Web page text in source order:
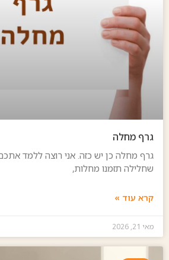
גרף מחלה
גרף מחלה כן יש כזה. אני רוצה ללמד
שחלילה תזמנו מחלות,
קרא עוד »
מאי 21, 2026